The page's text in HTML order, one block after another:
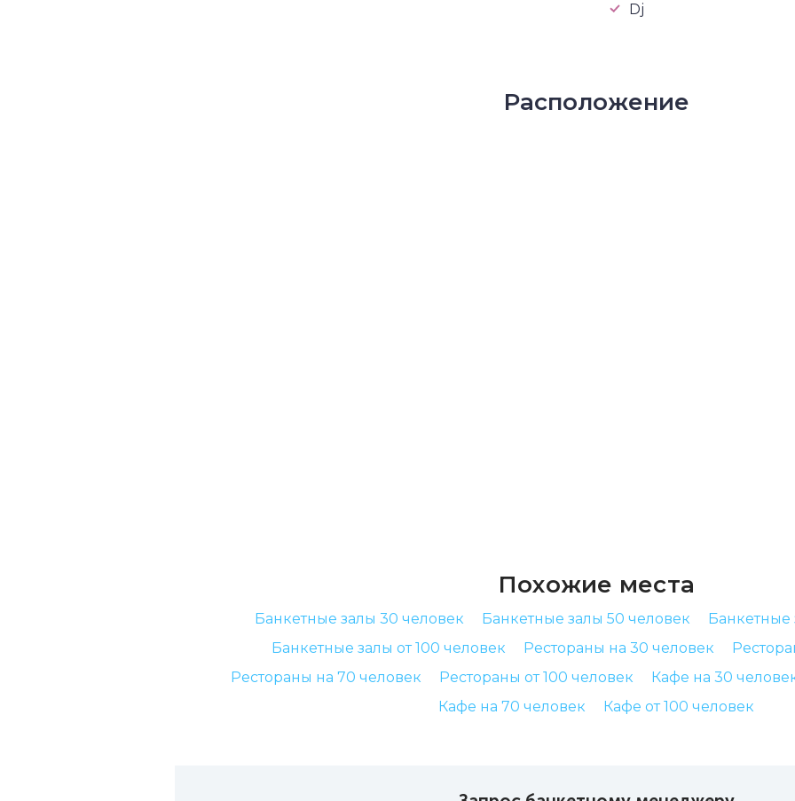
Dj
Расположение
Похожие места
Банкетные залы 30 человек Банкетные залы 50 человек
Банкетные
Банкетные залы от 100 человек
Рестораны на 30 человек
Рестораны на 70 человек
Рестораны от 100 человек
Кафе на 30
Кафе на 70 человек
Кафе от 100 человек